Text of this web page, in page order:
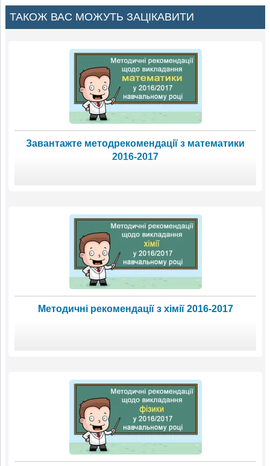
ТАКОЖ ВАС МОЖУТЬ ЗАЦІКАВИТИ
Завантажте методрекомендації з математики
2016-2017
Методичні рекомендації з хімії 2016-2017